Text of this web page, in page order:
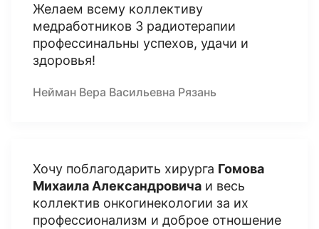
Желаем всему коллективу
медработников 3 радиотерапии
профессинальны успехов, удачи и
здоровья!
Нейман Вера Васильевна Рязань
Хочу поблагодарить хирурга Гомова
Михаила Александровича и весь
коллектив онкогинекологии за их
профессионализм и доброе отношение